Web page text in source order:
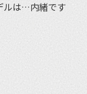
ルは…内緒です